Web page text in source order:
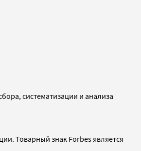
систематизации и анализа
Товарный знак Forbes является